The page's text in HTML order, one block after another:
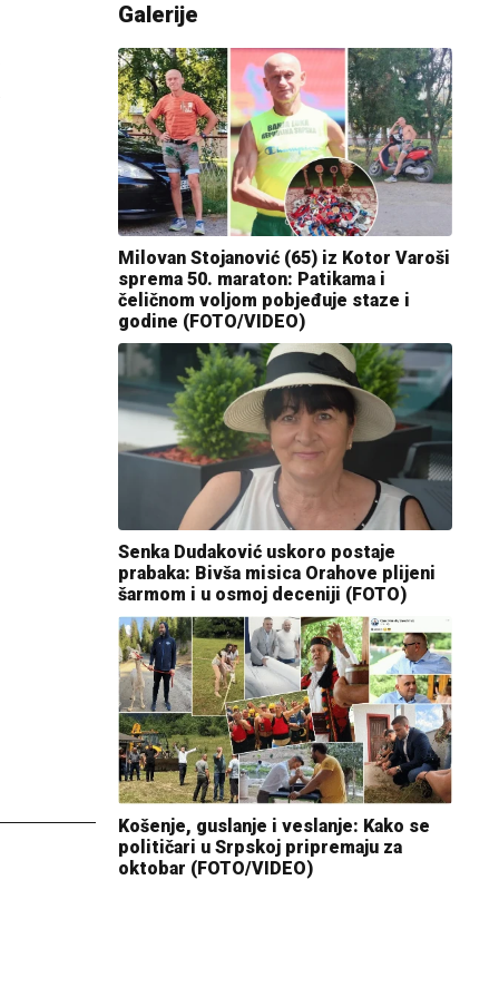
Galerije
Milovan Stojanović (65) iz Kotor Varoši
sprema 50. maraton: Patikama i
čeličnom voljom pobjeđuje staze i
godine (FOTO/VIDEO)
Senka Dudaković uskoro postaje
prabaka: Bivša misica Orahove plijeni
šarmom i u osmoj deceniji (FOTO)
Košenje, guslanje i veslanje: Kako se
političari u Srpskoj pripremaju za
oktobar (FOTO/VIDEO)